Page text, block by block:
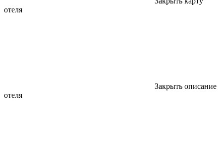
отеля
Закрыть описание
отеля